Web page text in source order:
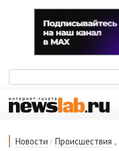
Новости / Происшествия ,